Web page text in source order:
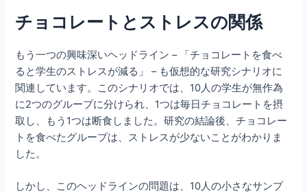
チョコレートとストレスの関係
もう一つの興味深いヘッドライン – 「チョコレートを食べ
ると学生のストレスが減る」 – も仮想的な研究シナリオに
関連しています。このシナリオでは、10人の学生が無作為
に2つのグループに分けられ、1つは毎日チョコレートを摂
取し、もう1つは断食しました。研究の結論後、チョコレー
トを食べたグループは、ストレスが少ないことがわかりま
した。
しかし、このヘッドラインの問題は、10人の小さなサンプ